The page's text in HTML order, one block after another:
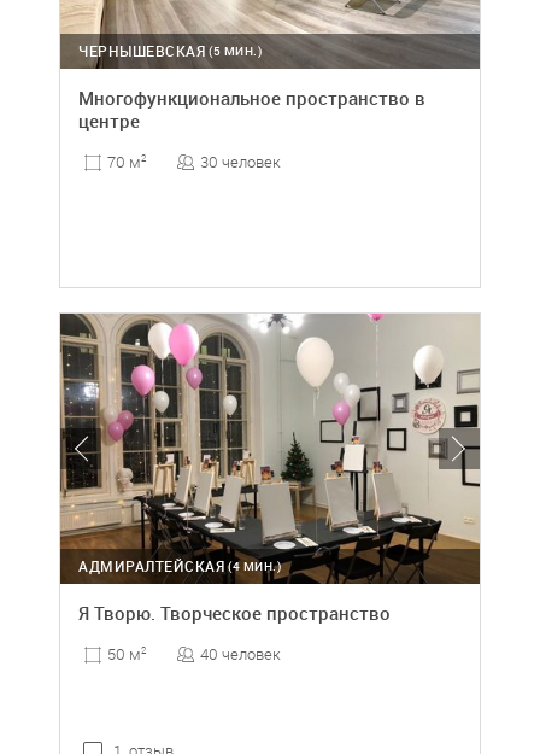
(5 МИН.)
ЧЕРНЫШЕВСКАЯ
Многофункциональное пространство в
центре
70 м2 30 человек
(4 МИН.)
АДМИРАЛТЕЙСКАЯ
Я Творю. Творческое пространство
50 м2 40 человек